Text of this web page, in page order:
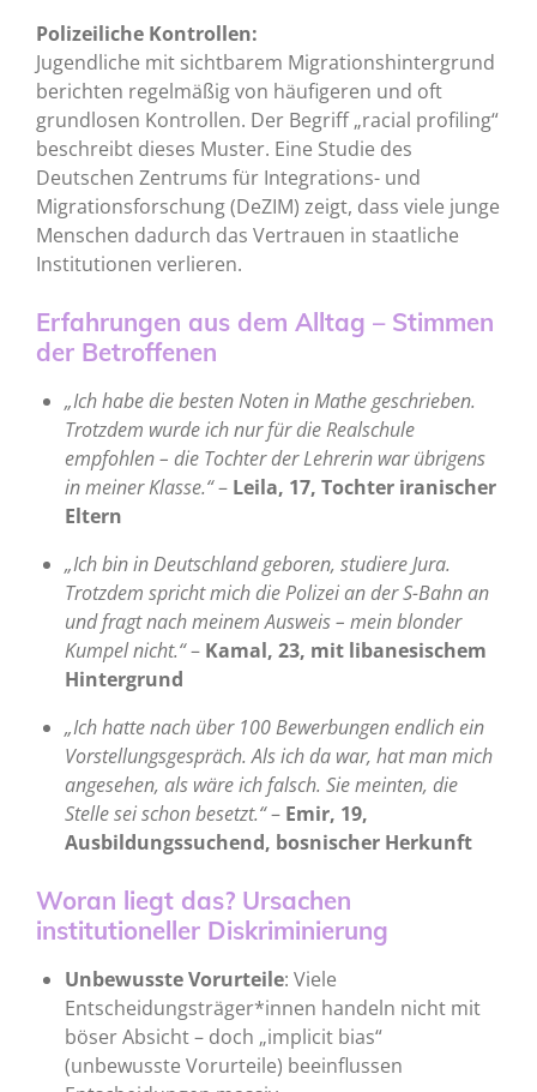
Polizeiliche Kontrollen:
Jugendliche mit sichtbarem Migrationshintergrund
berichten regelmäßig von häufigeren und oft
grundlosen Kontrollen. Der Begriff „racial profiling“
beschreibt dieses Muster. Eine Studie des
Deutschen Zentrums für Integrations- und
Migrationsforschung (DeZIM) zeigt, dass viele junge
Menschen dadurch das Vertrauen in staatliche
Institutionen verlieren.
Erfahrungen aus dem Alltag – Stimmen
der Betroffenen
„Ich habe die besten Noten in Mathe geschrieben.
Trotzdem wurde ich nur für die Realschule
empfohlen – die Tochter der Lehrerin war übrigens
in meiner Klasse.“– Leila, 17, Tochter iranischer
Eltern
„Ich bin in Deutschland geboren, studiere Jura.
Trotzdem spricht mich die Polizei an der S-Bahn an
und fragt nach meinem Ausweis – mein blonder
Kumpel nicht.“– Kamal, 23, mit libanesischem
Hintergrund
„Ich hatte nach über 100 Bewerbungen endlich ein
Vorstellungsgespräch. Als ich da war, hat man mich
angesehen, als wäre ich falsch. Sie meinten, die
Stelle sei schon besetzt.“– Emir, 19,
Ausbildungssuchend, bosnischer Herkunft
Woran liegt das? Ursachen
institutioneller Diskriminierung
Unbewusste Vorurteile: Viele
Entscheidungsträger*innen handeln nicht mit
böser Absicht – doch „implicit bias“
(unbewusste Vorurteile) beeinflussen